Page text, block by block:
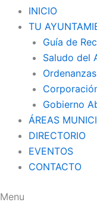
INICIO
TU
Guía de
Saludo del
Gobierno
ÁREAS
DIRECTORIO
EVENTOS
CONTACTO
Menu